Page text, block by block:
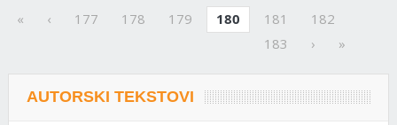
« ‹ 177 178 179 180 181
182
183
› »
AUTORSKI TEKSTOVI